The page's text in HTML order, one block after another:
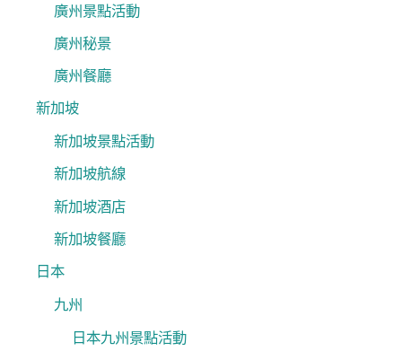
廣州景點活動
廣州秘景
廣州餐廳
新加坡
新加坡景點活動
新加坡航線
新加坡酒店
新加坡餐廳
日本
九州
日本九州景點活動